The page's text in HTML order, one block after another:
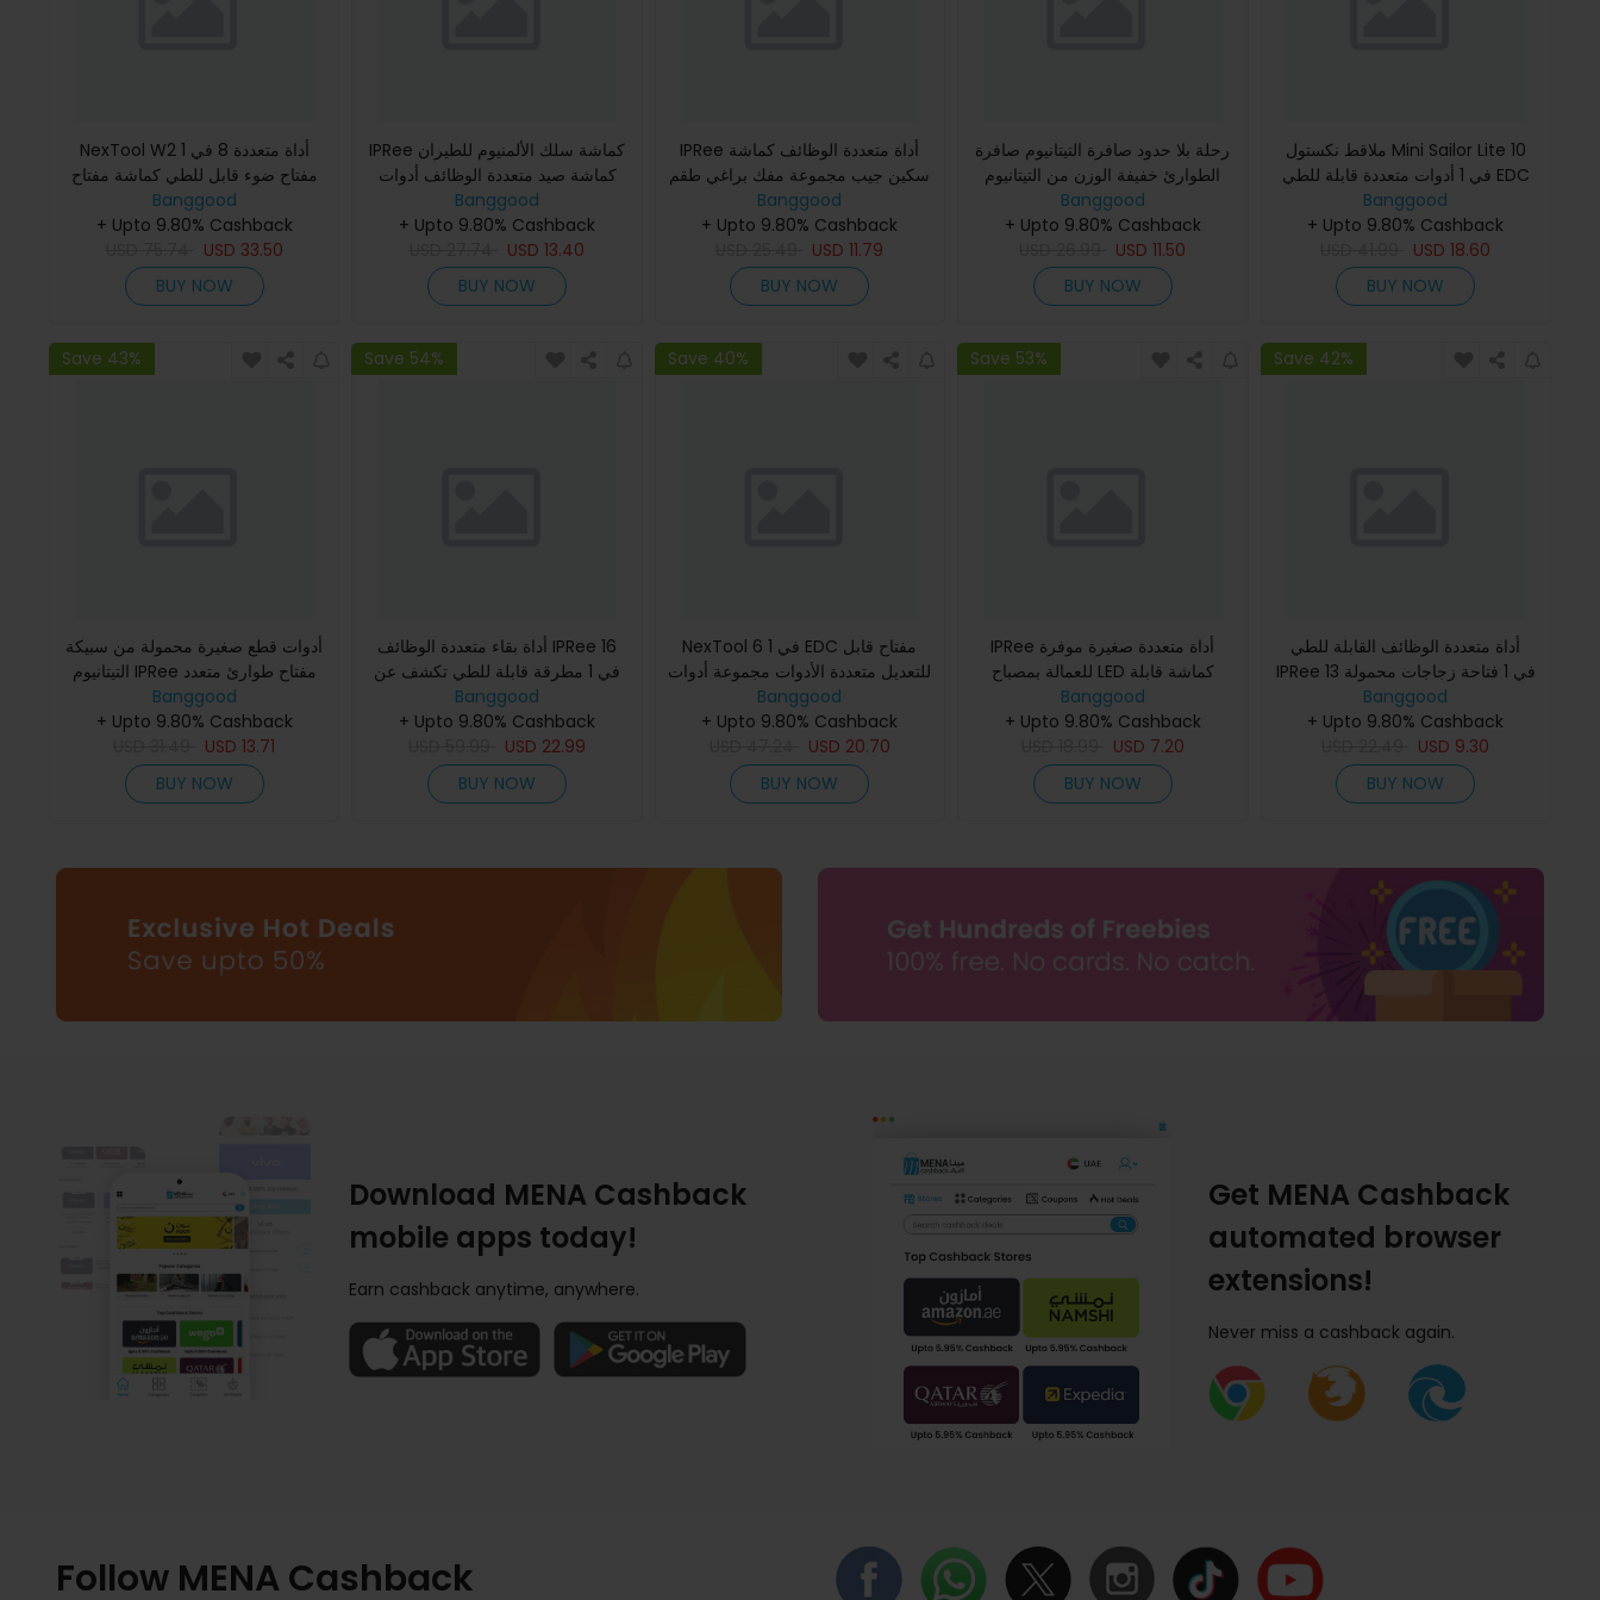
NexTool W2 أداة متعددة 8 في 1
مفتاح ضوء قابل للطي كماشة مفتاح
متعدد الوظائف مفك براغي أدوات
يدوية للتخييم في الهواء الطل
Banggood
+ Upto 9.80% Cashback
USD 33.50
BUY NOW
IPRee كماشة سلك الألمنيوم للطيران
كماشة صيد متعددة الوظائف أدوات
الصيد الخارجية كماشة التحكم في
الأسماك وقواطع الخطوط
Banggood
+ Upto 9.80% Cashback
USD13.40
BUY NOW
IPRee أداة متعددة الوظائف كماشة
سكين جيب مجموعة مفك براغي طقم
مفتاح ربط قابل للتعديل مفتاح فك
الإصلاح في الهواء الطلق ال
Banggood
+ Upto 9.80% Cashback
USD11.79
BUY NOW
رحلة بلا حدود صافرة التيتانيوم صافرة
الطوارئ خفيفة الوزن من التيتانيوم
أدوات البقاء في الهواء الطلق التخييم
التنزه الاست
Banggood
+ Upto 9.80% Cashback
USD11.50
BUY NOW
ملاقط نكستول Mini Sailor Lite 10
في 1 أدوات متعددة قابلة للطي EDC
مقص مفك براغي معدات خارجية
محمولة أدوات يديوية
Banggood
+ Upto 9.80% Cashback
USD18.60
BUY NOW
Save 43%
أدوات قطع صغيرة محمولة من سبيكة
التيتانيوم IPRee مفتاح طوارئ متعدد
الاستخدامات
Banggood
+ Upto 9.80% Cashback
USD13.71
BUY NOW
Save 54%
أداة بقاء متعددة الوظائف IPRee 16
في 1 مطرقة قابلة للطي تكشف عن
كماشة جيب مع مفتاح براغي وفتاحة
زجاجات للبقاء والتخييم و
Banggood
+ Upto 9.80% Cashback
USD 22.99
BUY NOW
Save 40%
NexTool 6 في 1 EDC مفتاح قابل
للتعديل متعددة الأدوات مجموعة أدوات
يدوية جيب مجموعة رأس مفك براغي
أدوات متعددة الوظائف سك
Banggood
+ Upto 9.80% Cashback
USD 20.70
BUY NOW
Save 53%
IPRee أداة متعددة صغيرة موفرة
للعمالة بمصباح LED كماشة قابلة
للطي خفيفة الوزن أدوات خارجية من
الفولاذ المقاوم للصدأ تسلق
Banggood
+ Upto 9.80% Cashback
USD 7.20
BUY NOW
Save 42%
أداة متعددة الوظائف القابلة للطي
IPRee 13 في 1 فتاحة زجاجات محمولة
من الفولاذ المقاوم للصدأ مفك براغي
قابل للطي أداة إصل
Banggood
+ Upto 9.80% Cashback
USD 9.30
BUY NOW
Download MENA Cashback
mobile apps today!
Earn cashback anytime, anywhere.
Get MENA Cashback
automated browser
extensions!
Never miss a cashback again.
Follow MENA Cashback